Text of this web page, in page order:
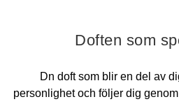
Doften som
Dn doft som blir en del av
personlighet och följer dig